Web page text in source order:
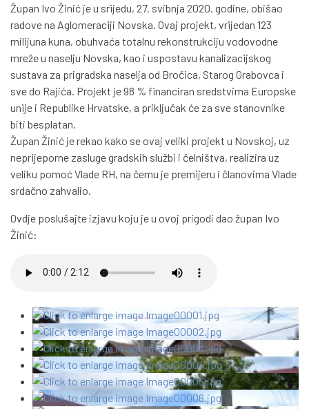
Župan Ivo Žinić je u srijedu, 27. svibnja 2020. godine, obišao
radove na Aglomeraciji Novska. Ovaj projekt, vrijedan 123
milijuna kuna, obuhvaća totalnu rekonstrukciju vodovodne
mreže u naselju Novska, kao i uspostavu kanalizacijskog
sustava za prigradska naselja od Bročica, Starog Grabovca i
sve do Rajića. Projekt je 98 % financiran sredstvima Europske
unije i Republike Hrvatske, a priključak će za sve stanovnike
biti besplatan.
Župan Žinić je rekao kako se ovaj veliki projekt u Novskoj, uz
neprijeporne zasluge gradskih službi i čelništva, realizira uz
veliku pomoć Vlade RH, na čemu je premijeru i članovima Vlade
srdačno zahvalio.
Ovdje poslušajte izjavu koju je u ovoj prigodi dao župan Ivo
Žinić: